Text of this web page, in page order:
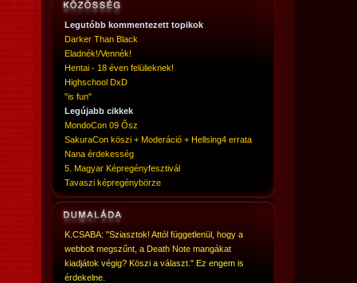
Legutóbb kommentezett topikok
Darker Than Black
Eladnék!/Vennék!
Hentai - 18 éven felülieknek!
Highschool DxD
"is fun"
Legújabb cikkek
MondoCon 09 Ősz
SakuraCon köszi + Moderáció + Hellsing4 errata
Nana érdekesség
5. Magyar Képregényfesztivál
Tavaszi képregénybörze
K.CSABA: "Sziasztok! Attól függetlenül, hogy a
webbolt megszűnt, a Death Note mangákat
kiadjátok végig? Köszi a választ." Ez engem is
érdekelne.